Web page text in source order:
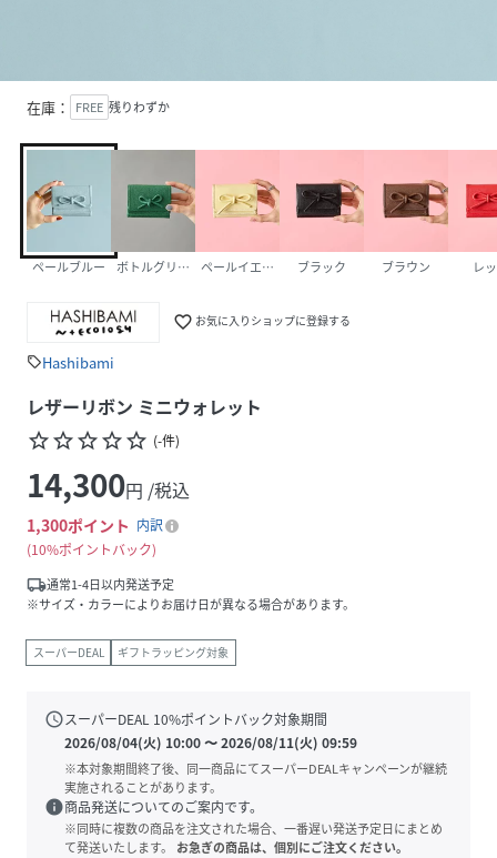
在庫： FREE 残りわずか
ペールブルー ボトルグリーン ペールイエロー ブラック ブラウン レ
favorite_border お気に入りショップに登録する
sellHashibami
レザーリボン ミニウォレット
star_borderstar_borderstar_borderstar_borderstar_border (-件)
14,300円 /税込
1,300ポイント 内訳
10%ポイントバック
local_shipping通常1-4日以内発送予定
※サイズ・カラーによりお届け日が異なる場合があります。
スーパーDEAL ギフトラッピング対象
scheduleスーパーDEAL 10%ポイントバック対象期間
2026/08/04(火) 10:00〜2026/08/11(火) 09:59
※本対象期間終了後、同一商品にてスーパーDEALキャンペーンが継続
実施されることがあります。
info商品発送についてのご案内です。
※同時に複数の商品を注文された場合、一番遅い発送予定日にまとめ
て発送いたします。
お急ぎの商品は、個別にご注文ください。